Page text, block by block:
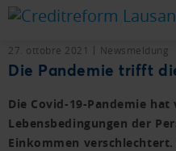
27. ottobre 2021 Newsmeldung
Die Pandemie trifft
Die Covid-19-Pandemie
Lebensbedingungen der
Einkommen